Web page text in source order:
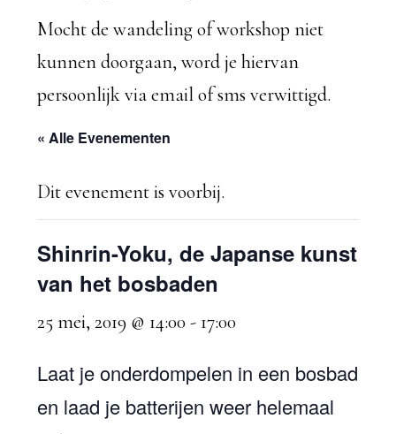
Mocht de wandeling of workshop niet
kunnen doorgaan, word je hiervan
persoonlijk via email of sms verwittigd.
« Alle Evenementen
Dit evenement is voorbij.
Shinrin-Yoku, de Japanse kunst
van het bosbaden
25 mei, 2019 @ 14:00- 17:00
Laat je onderdompelen in een bosbad
en laad je batterijen weer helemaal